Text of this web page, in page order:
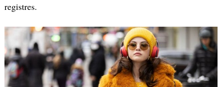
registres.